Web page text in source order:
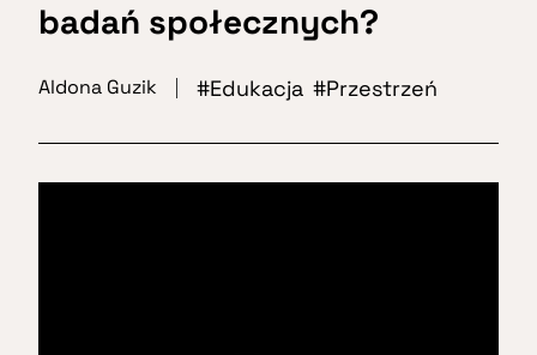
badań społecznych?
Aldona Guzik Edukacja Przestrzeń